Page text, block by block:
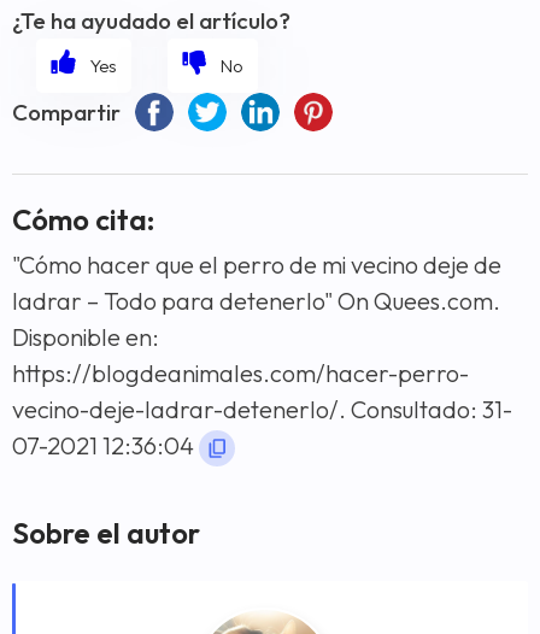
¿Te ha ayudado el artículo?
Compartir
Cómo cita:
"Cómo hacer que el perro de mi vecino deje de
ladrar – Todo para detenerlo" On Quees.com.
Disponible en:
https://blogdeanimales.com/hacer-perro-
vecino-deje-ladrar-detenerlo/. Consultado: 31-
07-2021 12:36:04
Sobre el autor